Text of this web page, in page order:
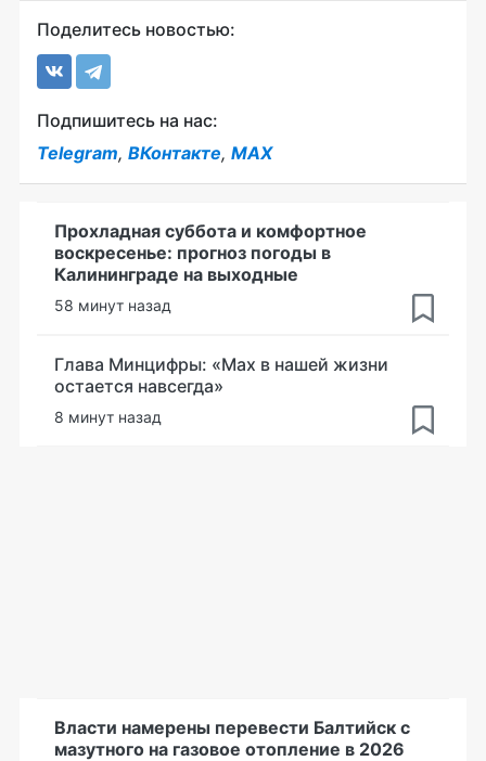
Поделитесь новостью:
Подпишитесь на нас:
Telegram, ВКонтакте, MAX
Прохладная суббота и комфортное
воскресенье: прогноз погоды в
Калининграде на выходные
58 минут назад
Глава Минцифры: «Мах в нашей жизни
остается навсегда»
8 минут назад
Власти намерены перевести Балтийск с
мазутного на газовое отопление в 2026